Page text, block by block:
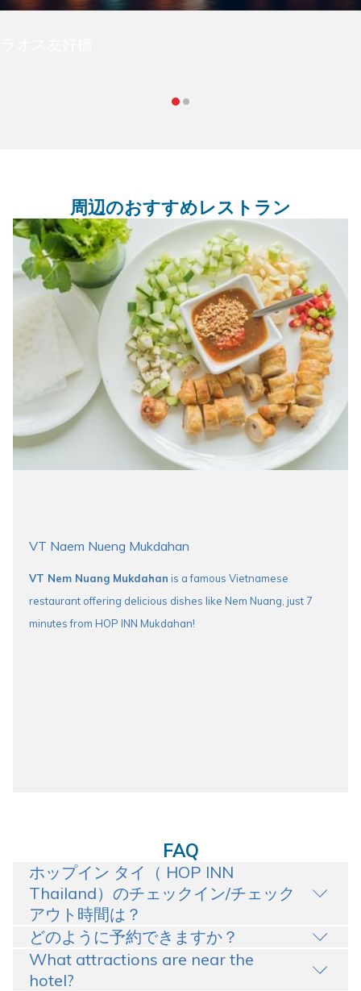
周辺のおすすめレストラン
VT Naem Nueng Mukdahan
VT Nem Nuang Mukdahan is a famous Vietnamese
restaurant offering delicious dishes like Nem Nuang, just 7
minutes from HOP INN Mukdahan!
FAQ
ホップイン タイ（ HOP INN
Thailand）のチェックイン/チェック
アウト時間は？
どのように予約できますか？
What attractions are near the
hotel?